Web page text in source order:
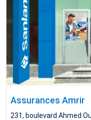
Assurances Amrir
231, boulevard Ahmed